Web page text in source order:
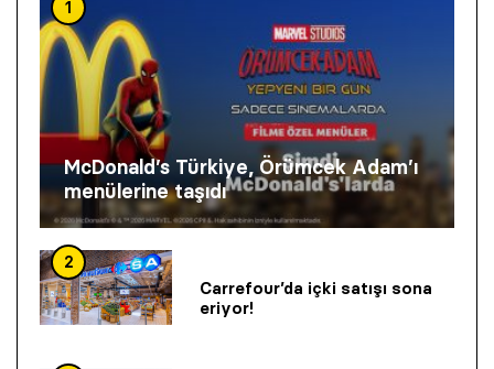
1
McDonald’s Türkiye, Örümcek Adam’ı
menülerine taşıdı
2
Carrefour’da içki satışı sona
eriyor!